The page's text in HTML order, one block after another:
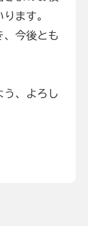
ます。
、今後とも
う、よろし